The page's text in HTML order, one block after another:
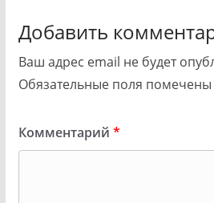
Добавить
Ваш адрес email не будет
Обязательные поля помечены
Комментарий *